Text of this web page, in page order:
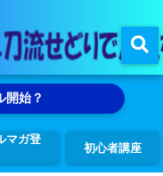
開始？
マガ登
初心者講座